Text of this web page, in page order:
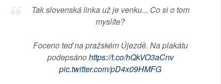
Tak slovenská linka už je venku... Co si o tom
myslíte?
Foceno teď na pražském Újezdě. Na plakátu
podepsánohttps://t.co/hQkVO3aCnv
pic.twitter.com/pD4x09HMFG